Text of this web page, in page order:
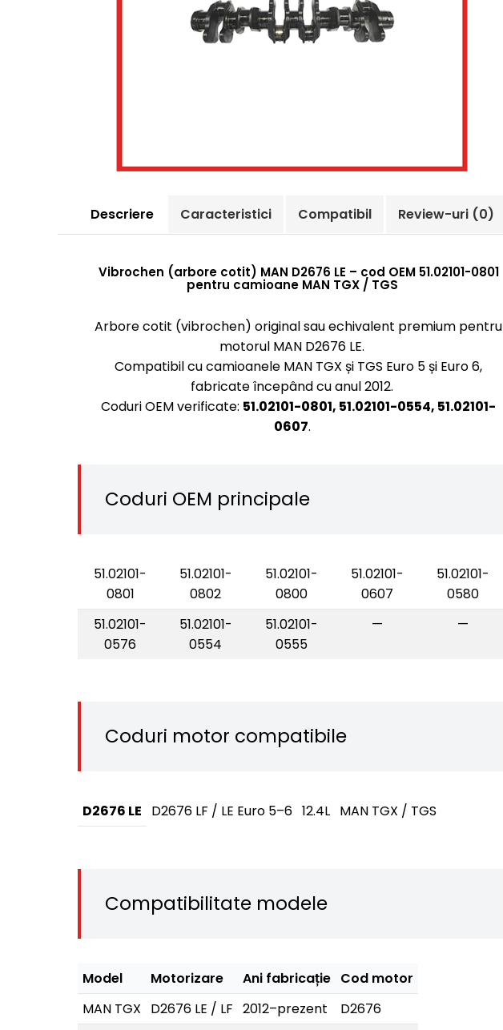
Descriere Caracteristici Compatibil Review-uri (0)
Vibrochen (arbore cotit) MAN D2676 LE – cod OEM 51.02101-0801
pentru camioane MAN TGX / TGS
Arbore cotit (vibrochen) original sau echivalent premium pentru
motorul MAN D2676 LE.
Compatibil cu camioanele MAN TGX și TGS Euro 5 și Euro 6,
fabricate începând cu anul 2012.
Coduri OEM verificate: 51.02101-0801, 51.02101-0554, 51.02101-
0607.
Coduri OEM principale
51.02101-
0801
51.02101-
0802
51.02101-
0800
51.02101-
0607
51.02101-
0580
51.02101-
0576
51.02101-
0554
51.02101-
0555
— —
Coduri motor compatibile
D2676 LE D2676 LF / LE Euro 5–6 12.4L MAN TGX / TGS
Compatibilitate modele
Model Motorizare Ani fabricație Cod motor
MAN TGX
D2676 LE / LF 2012–prezent
D2676